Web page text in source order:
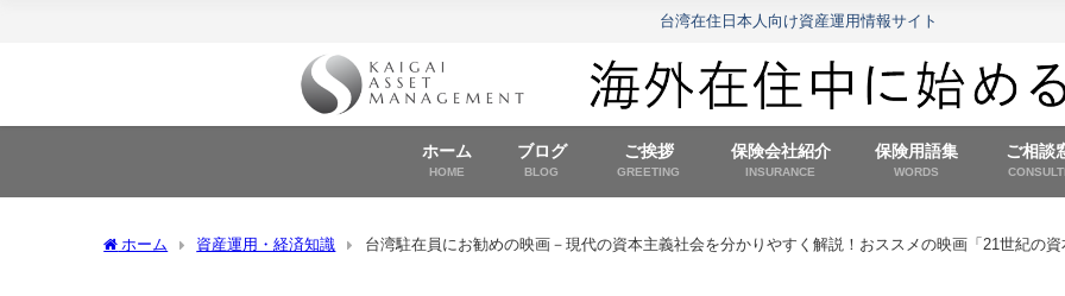
台湾在住日本人向け資産運用情報サイト
ホーム
HOME
ブログ
BLOG
ご挨拶
GREETING
保険会社紹介
INSURANCE
保険用語集
WORDS
ご相談
ホーム 資産運用・経済知識 台湾駐在員にお勧めの映画－現代の資本主義社会を分かりやすく解説！おススメの映画「21世紀の資